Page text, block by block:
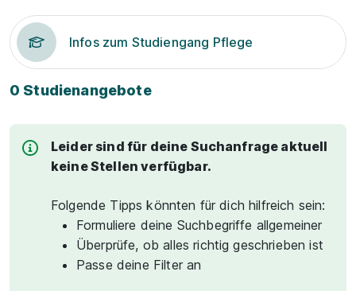
Infos zum Studiengang Pflege
0 Studienangebote
Leider sind für deine Suchanfrage aktuell
keine Stellen verfügbar.
Folgende Tipps könnten für dich hilfreich sein:
Formuliere deine Suchbegriffe allgemeiner
Überprüfe, ob alles richtig geschrieben ist
Passe deine Filter an